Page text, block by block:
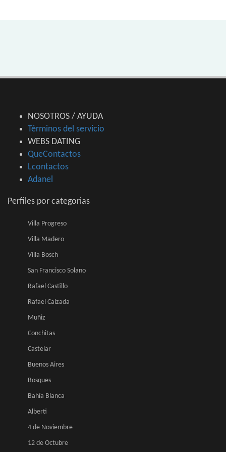
NOSOTROS / AYUDA
Términos del servicio
WEBS DATING
QueContactos
Lcontactos
Adanel
Perfiles por categorias
Villa Progreso
Villa Madero
Villa Bosch
San Francisco Solano
Rafael Castillo
Rafael Calzada
Muñiz
Conchitas
Castelar
Buenos Aires
Bosques
Bahía Blanca
Alberti
4 de Noviembre
12 de Octubre